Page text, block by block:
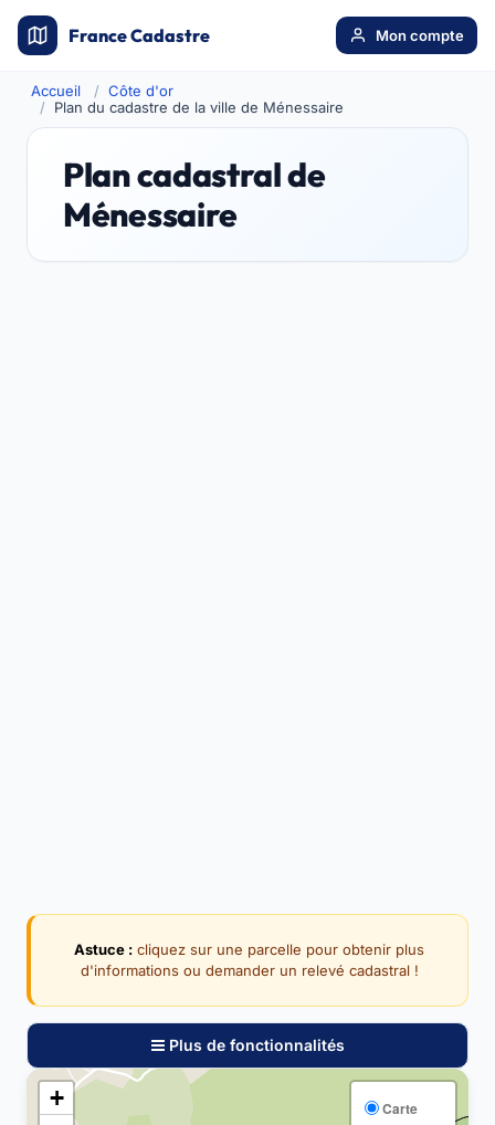
France Cadastre Mon compte
Accueil
Côte d'or
Plan du cadastre de la ville de Ménessaire
Plan cadastral de
Ménessaire
Astuce : cliquez sur une parcelle pour obtenir plus
d'informations ou demander un relevé cadastral !
Plus de fonctionnalités
+
Carte